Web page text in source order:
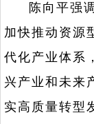
陈向平强
加快推动资源
代化产业体系
兴产业和未来
实高质量转型